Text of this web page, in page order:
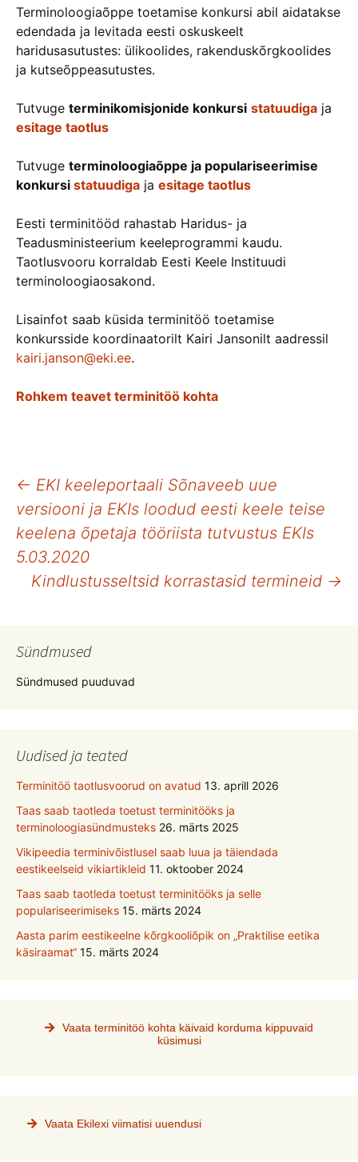
Terminoloogiaõppe toetamise konkursi abil aidatakse
edendada ja levitada eesti oskuskeelt
haridusasutustes: ülikoolides, rakenduskõrgkoolides
ja kutseõppeasutustes.
Tutvuge terminikomisjonide konkursi statuudiga ja
esitage taotlus
Tutvuge terminoloogiaõppe ja populariseerimise
konkursi statuudiga ja esitage taotlus
Eesti terminitööd rahastab Haridus- ja
Teadusministeerium keeleprogrammi kaudu.
Taotlusvooru korraldab Eesti Keele Instituudi
terminoloogiaosakond.
Lisainfot saab küsida terminitöö toetamise
konkursside koordinaatorilt Kairi Jansonilt aadressil
kairi.janson@eki.ee.
Rohkem teavet terminitöö kohta
Postituste
töölaud
← EKI keeleportaali Sõnaveeb uue
versiooni ja EKIs loodud eesti keele teise
keelena õpetaja tööriista tutvustus EKIs
5.03.2020
Kindlustusseltsid korrastasid termineid →
Sündmused
Sündmused puuduvad
Uudised ja teated
Terminitöö taotlusvoorud on avatud 13. aprill 2026
Taas saab taotleda toetust terminitööks ja
terminoloogiasündmusteks 26. märts 2025
Vikipeedia terminivõistlusel saab luua ja täiendada
eestikeelseid vikiartikleid 11. oktoober 2024
Taas saab taotleda toetust terminitööks ja selle
populariseerimiseks 15. märts 2024
Aasta parim eestikeelne kõrgkooliõpik on „Praktilise eetika
käsiraamat“ 15. märts 2024
Vaata terminitöö kohta käivaid korduma kippuvaid
küsimusi
Vaata Ekilexi viimatisi uuendusi